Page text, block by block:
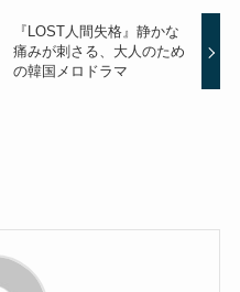
『LOST人間失格』静かな
痛みが刺さる、大人のため
の韓国メロドラマ